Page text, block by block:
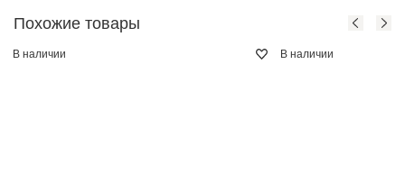
Похожие товары
В наличии В наличии